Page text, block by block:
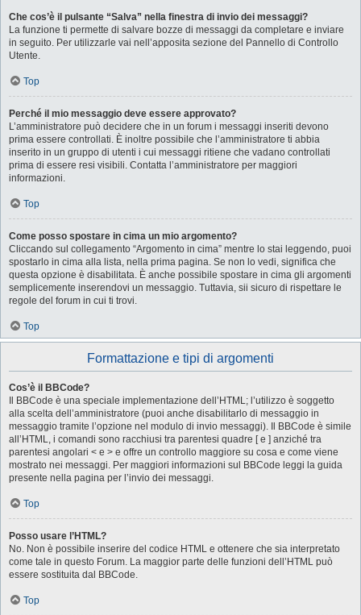
Che cos’è il pulsante “Salva” nella finestra di invio dei messaggi?
La funzione ti permette di salvare bozze di messaggi da completare e inviare
in seguito. Per utilizzarle vai nell’apposita sezione del Pannello di Controllo
Utente.
Top
Perché il mio messaggio deve essere approvato?
L’amministratore può decidere che in un forum i messaggi inseriti devono
prima essere controllati. È inoltre possibile che l’amministratore ti abbia
inserito in un gruppo di utenti i cui messaggi ritiene che vadano controllati
prima di essere resi visibili. Contatta l’amministratore per maggiori
informazioni.
Top
Come posso spostare in cima un mio argomento?
Cliccando sul collegamento “Argomento in cima” mentre lo stai leggendo, puoi
spostarlo in cima alla lista, nella prima pagina. Se non lo vedi, significa che
questa opzione è disabilitata. È anche possibile spostare in cima gli argomenti
semplicemente inserendovi un messaggio. Tuttavia, sii sicuro di rispettare le
regole del forum in cui ti trovi.
Top
Formattazione e tipi di argomenti
Cos’è il BBCode?
Il BBCode è una speciale implementazione dell’HTML; l’utilizzo è soggetto
alla scelta dell’amministratore (puoi anche disabilitarlo di messaggio in
messaggio tramite l’opzione nel modulo di invio messaggi). Il BBCode è simile
all’HTML, i comandi sono racchiusi tra parentesi quadre [ e ] anziché tra
parentesi angolari < e > e offre un controllo maggiore su cosa e come viene
mostrato nei messaggi. Per maggiori informazioni sul BBCode leggi la guida
presente nella pagina per l’invio dei messaggi.
Top
Posso usare l’HTML?
No. Non è possibile inserire del codice HTML e ottenere che sia interpretato
come tale in questo Forum. La maggior parte delle funzioni dell’HTML può
essere sostituita dal BBCode.
Top